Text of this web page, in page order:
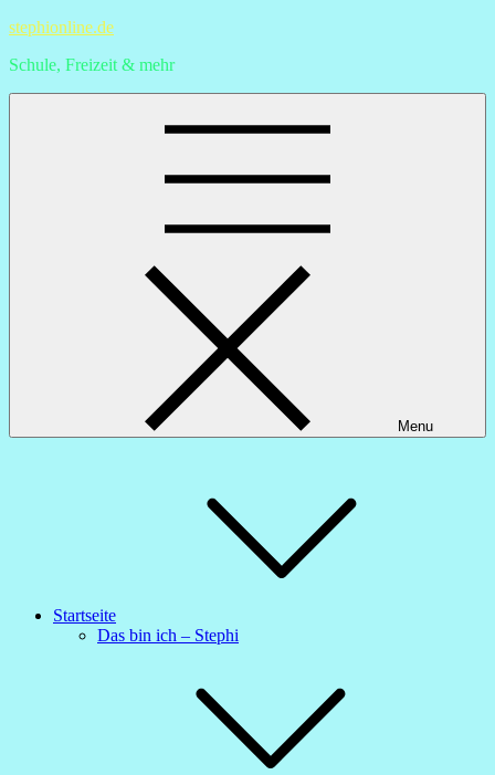
Skip
content
stephionline.de
Schule, Freizeit & mehr
Menu
Startseite
Das bin ich – Stephi